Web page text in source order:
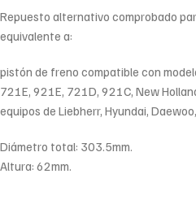
Repuesto alternativo comprobado
equivalente a:
pistón de freno compatible con
721E, 921E, 721D, 921C, New
equipos de Liebherr, Hyundai,
Diámetro total: 303.5mm.
Altura: 62mm.